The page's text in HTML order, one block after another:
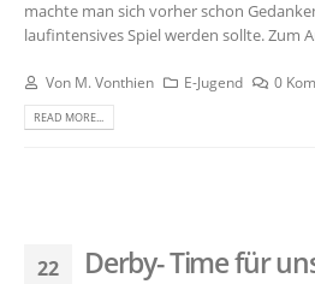
machte man sich vorher schon
laufintensives Spiel werden sollte. Zum
Von M. Vonthien E-Jugend 0
READ MORE...
22 Derby- Time für